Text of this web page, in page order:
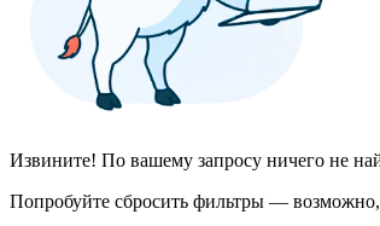
Извините! По вашему запросу ничего не
Попробуйте сбросить фильтры —